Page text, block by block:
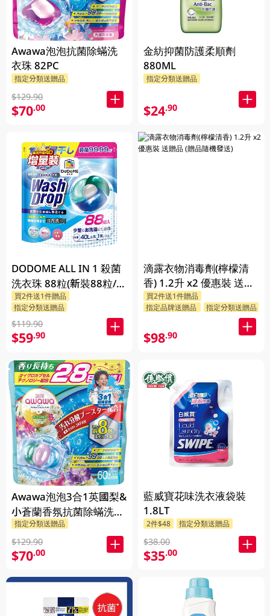
Awawa泡泡抗菌除蟎洗
衣珠 82PC
指定分類送贈品
$129.90
$70.00
DODOME ALL IN 1 殺菌
洗衣珠 88粒(新裝88粒/舊
裝72粒隨機發貨)
買2件送1件贈品
指定分類送贈品
$119.90
$59.90
Awawa泡泡3合1英國梨&
小蒼蘭香氛抗菌除蟎洗衣
珠 60PC
指定分類送贈品
$129.90
$70.00
金紡抑菌防護柔順劑
880ML
指定分類送贈品
$24.90
滴露衣物消毒劑(檸檬清
香) 1.2升 x2 優惠裝 送贈
品 (贈品隨機發送)
買2件送1件贈品
指定品牌送贈品
指定分類送贈品
$98.90
藍威寶花味洗衣液袋裝
1.8LT
2件$48 指定分類送贈品
$38.00
$35.00